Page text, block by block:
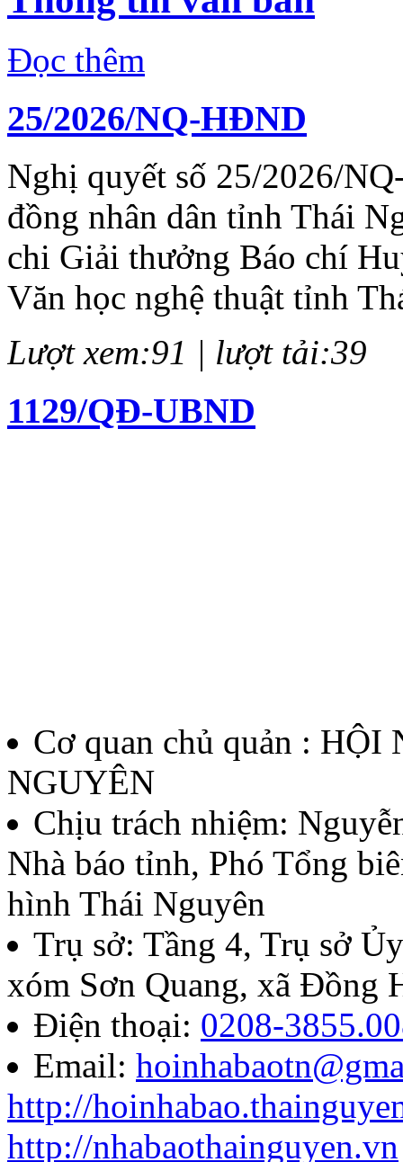
Đọc thêm
25/2026/NQ-HĐND
Nghị quyết số 25/2026/
đồng nhân dân tỉnh Thái
chi Giải thưởng Báo chí
Văn học nghệ thuật tỉnh
Lượt xem:91 | lượt tải:39
1129/QĐ-UBND
thưởng Báo chí Huỳnh
thứ II - năm 2026
Lượt xem:136 | lượt tải:60
07/QĐ-BTC
Quyết định về việc thành
báo chí Huỳnh Thúc
năm 2026
Lượt xem:285 | lượt tải:105
85/QĐ-HNB
Cơ quan chủ quản :
NGUYÊN
Chịu trách nhiệm:
Nhà báo tỉnh, Phó Tổng
hình Thái Nguyên
Trụ sở: Tầng 4, Trụ sở
xóm Sơn Quang, xã Đồng
Điện thoại: 0208-
Email:
http://
http://nhabaothainguyen.vn